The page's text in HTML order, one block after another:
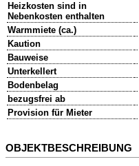
Heizkosten sind in
Nebenkosten enthalten
Warmmiete (ca.)
Kaution
Bauweise
Unterkellert
Bodenbelag
bezugsfrei ab
Provision für Mieter
OBJEKTBESCHREIBUNG